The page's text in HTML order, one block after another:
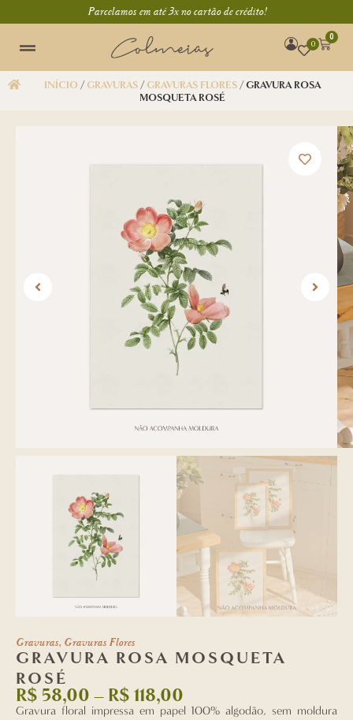
Parcelamos em até 3x no cartão de crédito!
0
0
INÍCIO/GRAVURAS/GRAVURAS FLORES/ GRAVURA ROSA
MOSQUETA ROSÉ
Gravuras, Gravuras Flores
GRAVURA ROSA MOSQUETA
ROSÉ
R$ 58,00 – R$ 118,00
Gravura floral impressa em papel 100% algodão, sem moldura